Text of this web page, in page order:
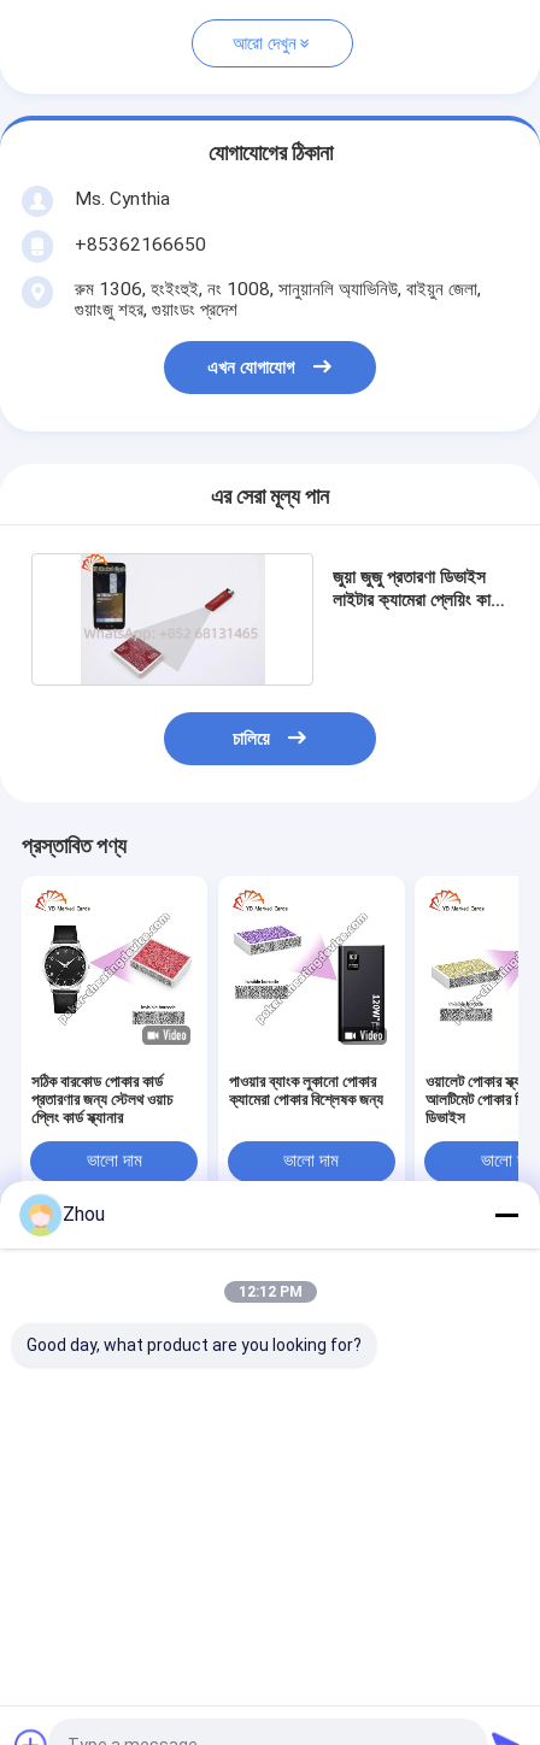
আরো দেখুন
যোগাযোগের ঠিকানা
Ms. Cynthia
‪+85362166650‬
রুম 1306, হংইংহুই, নং 1008, সানুয়ানলি অ্যাভিনিউ, বাইয়ুন জেলা,
গুয়াংজু শহর, গুয়াংডং প্রদেশ
এখন যোগাযোগ
এর সেরা মূল্য পান
জুয়া জুজু প্রতারণা ডিভাইস
লাইটার ক্যামেরা প্লেয়িং কার্ড
চালিয়ে
প্রস্তাবিত পণ্য
সঠিক বারকোড পোকার কার্ড
প্রতারণার জন্য স্টেলথ ওয়াচ
প্লেিং কার্ড স্ক্যানার
ভালো দাম
পাওয়ার ব্যাংক লুকানো পোকার
ক্যামেরা পোকার বিশ্লেষক জন্য
ভালো দাম
ওয়ালেট পোকার
আলটিমেট পোকার
ডিভাইস
ভালো দাম
বাড়ি
আমাদের
আমাদের সাথে যোগাযোগ
Desktop
সাইট ম্যাপ
গোপনীয়তা নীতি
Ltd. All Rights Reserved.
Zhou
12:12 PM
Good day, what product are you looking for?